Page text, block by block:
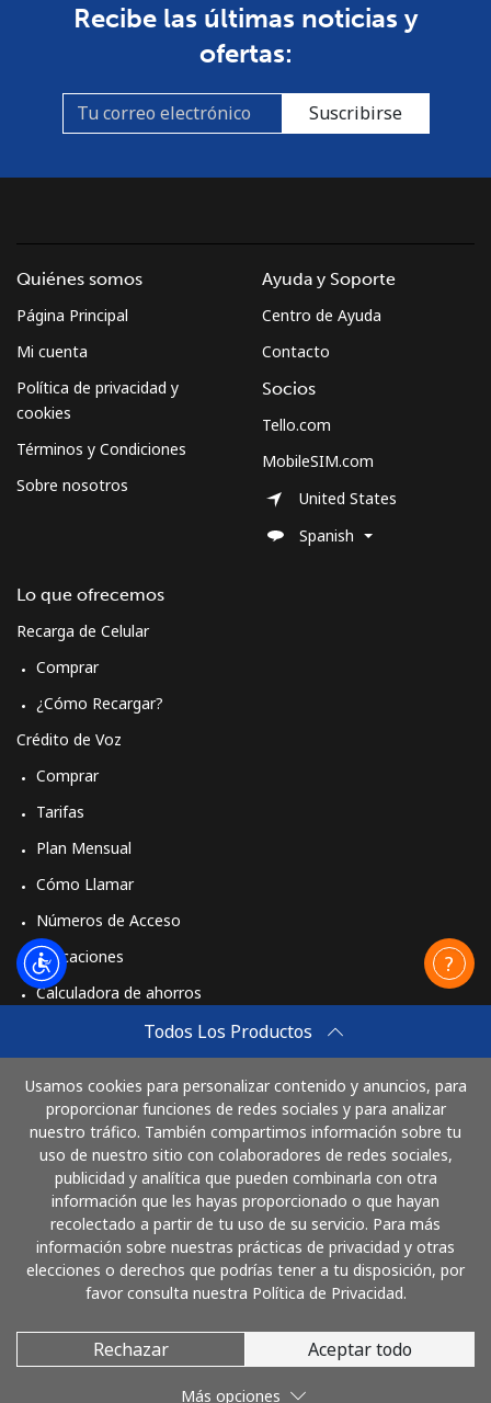
Recibe las últimas noticias y
ofertas:
Suscribirse
Todos Los Productos
Usamos cookies para personalizar contenido y anuncios, para
proporcionar funciones de redes sociales y para analizar
nuestro tráfico. También compartimos información sobre tu
uso de nuestro sitio con colaboradores de redes sociales,
publicidad y analítica que pueden combinarla con otra
información que les hayas proporcionado o que hayan
recolectado a partir de tu uso de su servicio. Para más
información sobre nuestras prácticas de privacidad y otras
elecciones o derechos que podrías tener a tu disposición, por
favor consulta nuestra Política de Privacidad.
Rechazar Aceptar todo
Más opciones
Quiénes somos
Página Principal
Mi cuenta
Política de privacidad y
cookies
Términos y Condiciones
Sobre nosotros
Lo que ofrecemos
Recarga de Celular
Comprar
¿Cómo Recargar?
Crédito de Voz
Comprar
Tarifas
Plan Mensual
Cómo Llamar
Números de Acceso
Aplicaciones
Calculadora de ahorros
Comprar
Cómo funciona
Ayuda y Soporte
Centro de Ayuda
Contacto
Socios
Tello.com
MobileSIM.com
United States
Spanish
Paga con
© 2026 LlamaCostaRica